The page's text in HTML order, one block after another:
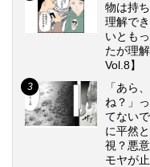
物は持
理解で
いとも
たが理
Vol.8】
「あら
ね？」
てない
に平然
視？悪
モヤが